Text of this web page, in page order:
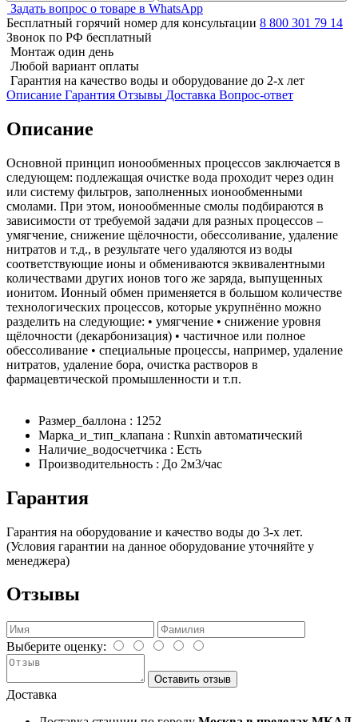
Задать вопрос о товаре в WhatsApp
Бесплатный горячий номер для консультации 8 800 301 79 14
Звонок по РФ бесплатный
Монтаж один день
Любой вариант оплаты
Гарантия на качество воды и оборудование до 2-х лет
Описание Гарантия Отзывы Доставка Вопрос-ответ
Описание
Основной принцип ионообменных процессов заключается в
следующем: подлежащая очистке вода проходит через один
или систему фильтров, заполненных ионообменными
смолами. При этом, ионообменные смолы подбираются в
зависимости от требуемой задачи для разных процессов –
умягчение, снижение щёлочности, обессоливание, удаление
нитратов и т.д., в результате чего удаляются из воды
соответствующие ионы и обмениваются эквивалентными
количествами других ионов того же заряда, выпущенных
ионитом. Ионный обмен применяется в большом количестве
технологических процессов, которые укрупнённо можно
разделить на следующие: • умягчение • снижение уровня
щёлочности (декарбонизация) • частичное или полное
обессоливание • специальные процессы, например, удаление
нитратов, удаление бора, очистка растворов в
фармацевтической промышленности и т.п.
Размер_баллона : 1252
Марка_и_тип_клапана : Runxin автоматический
Наличие_водосчетчика : Есть
Производительность : До 2м3/час
Гарантия
Гарантия на оборудование и качество воды до 3-х лет.
(Условия гарантии на данное оборудование уточняйте у
менеджера)
Отзывы
Выберите оценку:
Оставить отзыв
Доставка